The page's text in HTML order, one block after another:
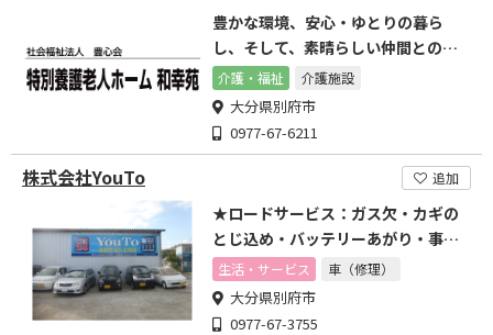
豊かな環境、安心・ゆとりの暮ら
し、そして、素晴らしい仲間との出
逢い・・・
介護・福祉 介護施設
大分県別府市
0977-67-6211
株式会社YouTo 追加
★ロードサービス：ガス欠・カギの
とじ込め・バッテリーあがり・事
故・故障
生活・サービス 車（修理）
大分県別府市
0977-67-3755